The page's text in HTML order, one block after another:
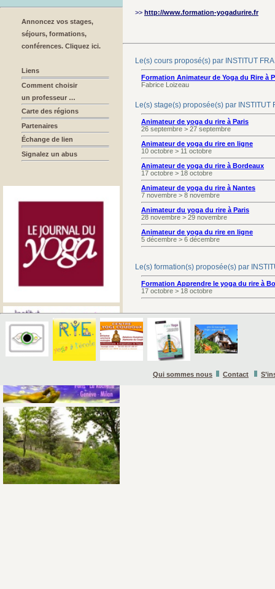
Annoncez vos stages,
séjours, formations,
conférences. Cliquez ici.
Liens
Comment choisir
un professeur …
Carte des régions
Partenaires
Échange de lien
Signalez un abus
>> http://www.formation-yogadurire.fr
Le(s) cours proposé(s) par INSTITUT
Formation Animateur de Yoga du Rire à
Fabrice Loizeau
Le(s) stage(s) proposée(s) par INSTITUT
Animateur de yoga du rire à Paris
26 septembre > 27 septembre
Animateur de yoga du rire en ligne
10 octobre > 11 octobre
Animateur de yoga du rire à Bordeaux
17 octobre > 18 octobre
Animateur de yoga du rire à Nantes
7 novembre > 8 novembre
Animateur du yoga du rire à Paris
28 novembre > 29 novembre
Animateur de yoga du rire en ligne
5 décembre > 6 décembre
Le(s) formation(s) proposée(s) par
Formation Apprendre le yoga du rire à
17 octobre > 18 octobre
Qui sommes nous Contact